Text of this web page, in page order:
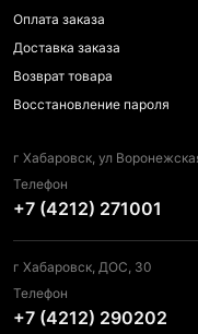
Оплата заказа
Доставка заказа
Возврат товара
Восстановление пароля
г Хабаровск, ул
Телефон
+7 (4212) 271001
г Хабаровск, ДОС, 30
Телефон
+7 (4212) 290202